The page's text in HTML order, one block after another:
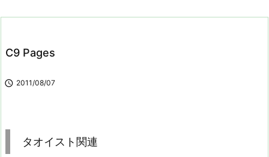
C9 Pages
 2011/08/07
タオイスト関連